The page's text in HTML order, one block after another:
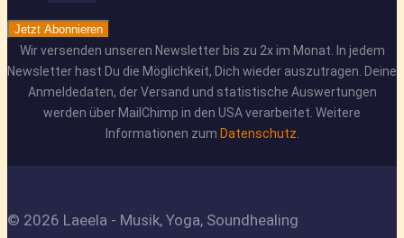
Jetzt Abonnieren
Wir versenden unseren Newsletter bis zu 2x im Monat. In jedem
Newsletter hast Du die Möglichkeit, Dich wieder auszutragen. Deine
Anmeldedaten, der Versand und statistische Auswertungen
werden über MailChimp in den USA verarbeitet. Weitere
Informationen zum Datenschutz.
© 2026 Laeela - Musik, Yoga, Soundhealing